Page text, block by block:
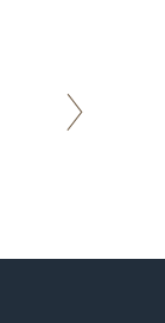
Notre site